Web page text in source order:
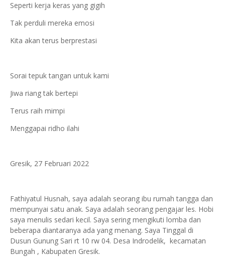
Seperti kerja keras yang gigih
Tak perduli mereka emosi
Kita akan terus berprestasi
Sorai tepuk tangan untuk kami
Jiwa riang tak bertepi
Terus raih mimpi
Menggapai ridho ilahi
Gresik, 27 Februari 2022
Fathiyatul Husnah, saya adalah seorang ibu rumah tangga dan
mempunyai satu anak. Saya adalah seorang pengajar les. Hobi
saya menulis sedari kecil. Saya sering mengikuti lomba dan
beberapa diantaranya ada yang menang. Saya Tinggal di
Dusun Gunung Sari rt 10 rw 04. Desa Indrodelik, kecamatan
Bungah , Kabupaten Gresik.